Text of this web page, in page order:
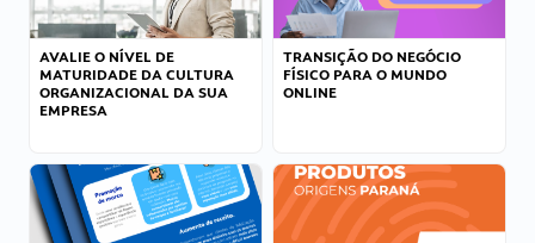
AVALIE O NÍVEL DE
MATURIDADE DA CULTURA
ORGANIZACIONAL DA SUA
EMPRESA
TRANSIÇÃO DO NEGÓCIO
FÍSICO PARA O MUNDO
ONLINE